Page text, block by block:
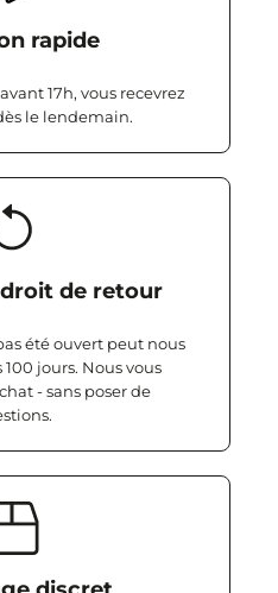
rapide
17h, vous recevrez
le lendemain.
de retour
été ouvert peut nous
jours. Nous vous
- sans poser de